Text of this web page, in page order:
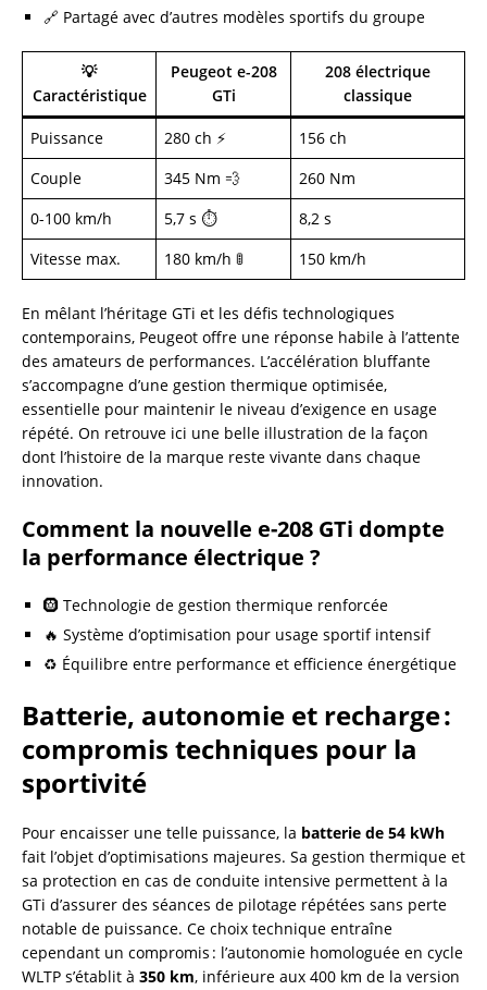
🔗 Partagé avec d’autres modèles sportifs du groupe
💡
Caractéristique
Peugeot e-208
GTi
208 électrique
classique
Puissance 280 ch ⚡
156 ch
Couple
345 Nm 💨
260 Nm
0-100 km/h
5,7 s ⏱️
8,2 s
Vitesse max.
180 km/h 🚦 150 km/h
En mêlant l’héritage GTi et les défis technologiques
contemporains, Peugeot offre une réponse habile à l’attente
des amateurs de performances. L’accélération bluffante
s’accompagne d’une gestion thermique optimisée,
essentielle pour maintenir le niveau d’exigence en usage
répété. On retrouve ici une belle illustration de la façon
dont l’histoire de la marque reste vivante dans chaque
innovation.
Comment la nouvelle e-208 GTi dompte
la performance électrique ?
🛞 Technologie de gestion thermique renforcée
🔥 Système d’optimisation pour usage sportif intensif
♻️ Équilibre entre performance et efficience énergétique
Batterie, autonomie et recharge :
compromis techniques pour la
sportivité
Pour encaisser une telle puissance, la batterie de 54 kWh
fait l’objet d’optimisations majeures. Sa gestion thermique et
sa protection en cas de conduite intensive permettent à la
GTi d’assurer des séances de pilotage répétées sans perte
notable de puissance. Ce choix technique entraîne
cependant un compromis : l’autonomie homologuée en cycle
WLTP s’établit à 350 km, inférieure aux 400 km de la version